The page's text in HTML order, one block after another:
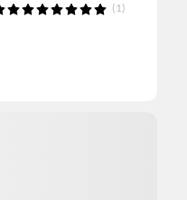
(1)